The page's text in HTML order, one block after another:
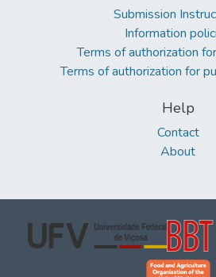
Submission
Information
Terms of authorization
Terms of authorization for
Help
Contact
About